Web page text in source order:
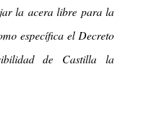
la acera libre para la
específica el Decreto
de Castilla la